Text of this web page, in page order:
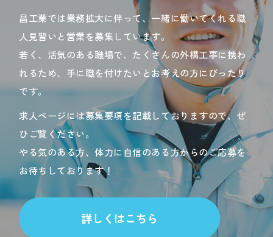
昌工業では業務拡大に伴って、一緒に働いてくれる職
人見習いと営業を募集しています。
若く、活気のある職場で、たくさんの外構工事に携わ
れるため、手に職を付けたいとお考えの方にぴったり
です。
求人ページには募集要項を記載しておりますので、ぜ
ひご覧ください。
やる気のある方、体力に自信のある方からのご応募を
お待ちしております！
詳しくはこちら